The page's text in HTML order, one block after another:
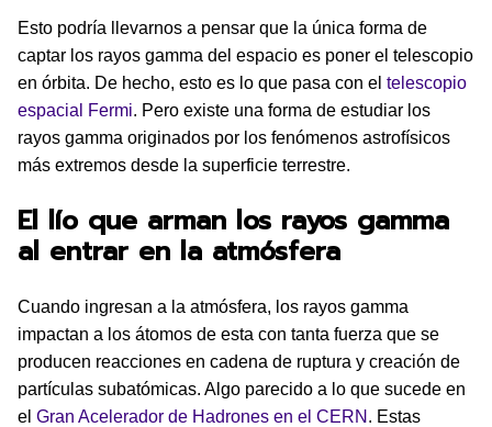
Esto podría llevarnos a pensar que la única forma de
captar los rayos gamma del espacio es poner el telescopio
en órbita. De hecho, esto es lo que pasa con el telescopio
espacial Fermi. Pero existe una forma de estudiar los
rayos gamma originados por los fenómenos astrofísicos
más extremos desde la superficie terrestre.
El lío que arman los rayos gamma
al entrar en la atmósfera
Cuando ingresan a la atmósfera, los rayos gamma
impactan a los átomos de esta con tanta fuerza que se
producen reacciones en cadena de ruptura y creación de
partículas subatómicas. Algo parecido a lo que sucede en
el Gran Acelerador de Hadrones en el CERN . Estas